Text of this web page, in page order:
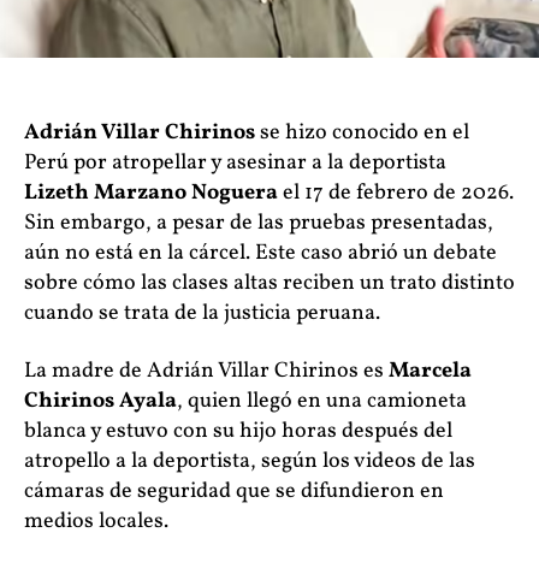
Adrián Villar Chirinosse hizo conocido en el
Perú por atropellar y asesinar a la deportista
Lizeth Marzano Noguerael 17 de febrero de 2026.
Sin embargo, a pesar de las pruebas presentadas,
aún no está en la cárcel. Este caso abrió un debate
sobre cómo las clases altas reciben un trato distinto
cuando se trata de la justicia peruana.
La madre de Adrián Villar Chirinos es Marcela
Chirinos Ayala, quien llegó en una camioneta
blanca y estuvo con su hijo horas después del
atropello a la deportista, según los videos de las
cámaras de seguridad que se difundieron en
medios locales.